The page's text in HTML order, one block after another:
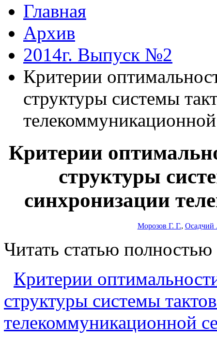
Главная
Архив
2014г. Выпуск №2
Критерии
структуры системы
Критерии
структуры
синхронизации
Морозов Г. Г.,
Читать статью полностью
Критерии
структуры системы
телекоммуникационной